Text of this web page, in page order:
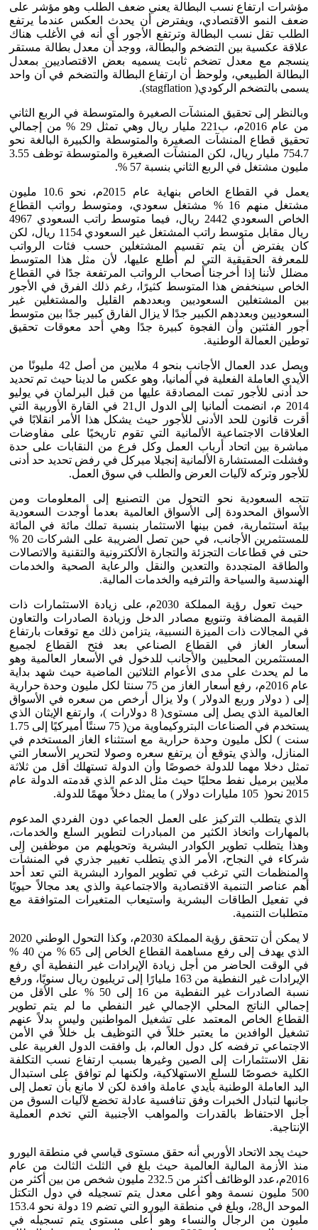
مؤشرات ارتفاع نسب البطالة يعني ضعف الطلب وهو مؤشر على
ضعف النمو الاقتصادي، ويفترض أن يحدث العكس عندما يرتفع
الطلب تقل نسب البطالة وترتفع الأجور أي أنه في الأغلب هناك
علاقة عكسية بين التضخم والبطالة، ووجد أن معدل بطالة مستقر
ينسجم مع معدل تضخم ثابت يسميه بعض الاقتصاديين بمعدل
البطالة الطبيعي، ولوحظ أن ارتفاع البطالة والتضخم في آن واحد
يسمى بالتضخم الركودي( stagflation).
وبالنظر إلى تحقيق المنشآت الصغيرة والمتوسطة في الربع الثاني
من عام 2016م، ب221 مليار ريال وهي تمثل 29 % من إجمالي
تحقيق قطاع المنشآت الصغيرة والمتوسطة والكبيرة البالغة نحو
754.7 مليار ريال، لكن المنشآت الصغيرة والمتوسطة توظف 3.55
مليون مشتغل في الربع الثاني بنسبة 57 %.
يعمل في القطاع الخاص بنهاية عام 2015م، نحو 10.6 مليون
مشتغل منهم 16 % مشتغل سعودي، ومتوسط رواتب القطاع
الخاص السعودي 2442 ريال، فيما متوسط راتب السعودي 4967
ريال مقابل متوسط راتب المشتغل غير السعودي 1154 ريال، لكن
كان يفترض أن يتم تقسيم المشتغلين حسب فئات الرواتب
للمعرفة الحقيقية التي لم أطلع عليها، لأن مثل هذا المتوسط
مضلل لأننا إذا أخرجنا أصحاب الرواتب المرتفعة جدًا في القطاع
الخاص سينخفض هذا المتوسط كثيرًا، رغم ذلك الفرق في الأجور
بين المشتغلين السعوديين وبعددهم القليل والمشتغلين غير
السعوديين وبعددهم الكبير جدًا لا يزال الفارق كبير جدًا بين متوسط
أجور الفئتين وأن الفجوة كبيرة جدًا وهي أحد معوقات تحقيق
توطين العمالة الوطنية.
ويصل عدد العمال الأجانب بنحو 4 ملايين من أصل 42 مليونًا من
الأيدي العاملة الفعلية في ألمانيا، وهو عكس ما لدينا حيث تم تحديد
حد أدنى للأجور تمت المصادقة عليها من قبل البرلمان في يوليو
2014 م، انضمت ألمانيا إلى الدول ال21 في القارة الأوربية التي
أقرت قانون للحد الأدنى للأجور حيث يشكل هذا الأمر انقلابًا في
العلاقات الاجتماعية الألمانية التي تقوم تاريخيًا على مفاوضات
مباشرة بين اتحاد أرباب العمل وكل فرع من النقابات على حدة
وفشلت المستشارة الألمانية إنجيلا ميركل في رفض تحديد حد أدنى
للأجور وتركه لآليات العرض والطلب في سوق العمل.
تتجه السعودية نحو التحول من التصنيع إلى المعلومات ومن
الأسواق المحدودة إلى الأسواق العالمية بعدما أوجدت السعودية
بيئة استثمارية، فمن بينها الاستثمار بنسبة تملك مائة في المائة
للمستثمرين الأجانب، في حين تصل الضريبة على الشركات 20 %
حتى في قطاعات التجزئة والتجارة الألكترونية والتقنية والاتصالات
والطاقة المتجددة والتعدين والنقل والرعاية الصحية والخدمات
الهندسية والسياحة والترفيه والخدمات المالية.
حيث تعول رؤية المملكة 2030م، على زيادة الاستثمارات ذات
القيمة المضافة وتنويع مصادر الدخل وزيادة الصادرات والتعاون
في المجالات ذات الميزة النسبية، يتزامن ذلك مع توقعات بارتفاع
أسعار الغاز في القطاع الصناعي بعد فتح القطاع لجميع
المستثمرين المحليين والأجانب للدخول في الأسعار العالمية وهو
ما لم يحدث على مدى الأعوام الثلاثين الماضية حيث شهد بداية
عام 2016م، رفع أسعار الغاز من 75 سنتا لكل مليون وحدة حرارية
إلى ( دولار وربع الدولار ) ولا يزال أرخص من سعره في الأسواق
العالمية الذي يصل إلى مستوى( 8 دولارات )، وارتفع الإيثان الذي
يستخدم في الصناعات البتروكيماوية من( 75 سنتًا أميركيًا إلى 1.75
سنت ) لكل مليون وحدة حرارية مع استثناء الغاز المستخدم في
المنازل، والذي يتوقع أن يرتفع سعره وصولا لتحرير الأسعار التي
تمثل دخلا مهما للدولة خصوصًا وأن الدولة تستهلك أقل من ثلاثة
ملايين برميل نفط محليًا حيث مثل الدعم الذي قدمته الدولة عام
2015 نحو( 105 مليارات دولار ) ما يمثل دخلاً مهمًا للدولة.
الذي يتطلب التركيز على العمل الجماعي دون الفردي المدعوم
بالمهارات واتخاذ الكثير من المبادرات لتطوير السلع والخدمات،
وهذا يتطلب تطوير الكوادر البشرية وتحويلهم من موظفين إلى
شركاء في النجاح، الأمر الذي يتطلب تغيير جذري في المنشآت
والمنظمات التي ترغب في تطوير الموارد البشرية التي تعد أحد
أهم عناصر التنمية الاقتصادية والاجتماعية والذي يعد مجالاً حيويًا
في تفعيل الطاقات البشرية واستيعاب المتغيرات المتوافقة مع
متطلبات التنمية.
لا يمكن أن تتحقق رؤية المملكة 2030م، وكذا التحول الوطني 2020
الذي يهدف إلى رفع مساهمة القطاع الخاص إلى 65 % من 40 %
في الوقت الحاضر من أجل زيادة الإيرادات غير النفطية أي رفع
الإيرادات غير النفطية من 163 مليارًا إلى تريليون ريال سنويًا، ورفع
نسبة الصادرات غير النفطية من 16 إلى 50 % على الأقل من
إجمالي الناتج المحلي الإجمالي غير النفطي ما لم يتم تطوير
القطاع الخاص المعتمد على تشغيل المواطنين وليس بدلاً عنهم
تشغيل الوافدين ما يعتبر خللاً في التوظيف بل خللاً في الأمن
الاجتماعي ترفضه كل دول العالم، بل وافقت الدول الغربية على
نقل الاستثمارات إلى الصين وغيرها بسبب ارتفاع نسب التكلفة
الكلية خصوصًا للسلع الاستهلاكية، ولكنها لم توافق على استبدال
اليد العاملة الوطنية بأيدي عاملة وافدة لكن لا مانع بأن تعمل إلى
جانبها لتبادل الخبرات وفق تنافسية عادلة تخضع لآليات السوق من
أجل الاحتفاظ بالقدرات والمواهب الأجنبية التي تخدم العملية
الإنتاجية.
حيث يجد الاتحاد الأوربي أنه حقق مستوى قياسي في منطقة اليورو
منذ الأزمة المالية العالمية حيث بلغ في الثلث الثالث من عام
2016م،عدد الوظائف أكثر من 232.5 مليون شخص من بين أكثر من
500 مليون نسمة وهو أعلى معدل يتم تسجيله في دول التكتل
الموحد ال28، وبلغ في منطقة اليورو التي تضم 19 دولة نحو 153.4
مليون من الرجال والنساء وهو أعلى مستوى يتم تسجيله في